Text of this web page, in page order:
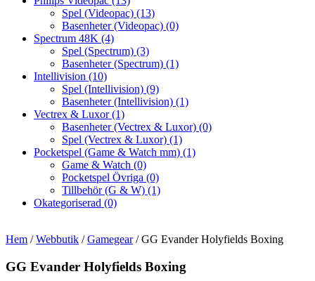
Spel (Videopac) (13)
Basenheter (Videopac) (0)
Spectrum 48K (4)
Spel (Spectrum) (3)
Basenheter (Spectrum) (1)
Intellivision (10)
Spel (Intellivision) (9)
Basenheter (Intellivision) (1)
Vectrex & Luxor(1)
Basenheter (Vectrex & Luxor) (0)
Spel (Vectrex & Luxor) (1)
Pocketspel (Game & Watch mm) (1)
Game & Watch (0)
Pocketspel Övriga (0)
Tillbehör (G & W) (1)
Okategoriserad (0)
Hem /Webbutik /Gamegear/ GG Evander Holyfields Boxing
GG Evander Holyfields Boxing